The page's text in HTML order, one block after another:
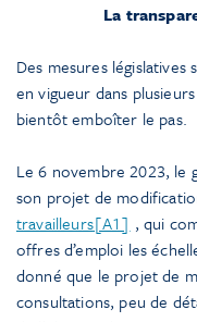
La
Des mesures
en vigueur dans
bientôt emboîter le pas.
Le 6 novembre 2023, le
son projet de
travailleurs[A1] , qui
offres d’emploi les
donné que le projet de
consultations, peu de